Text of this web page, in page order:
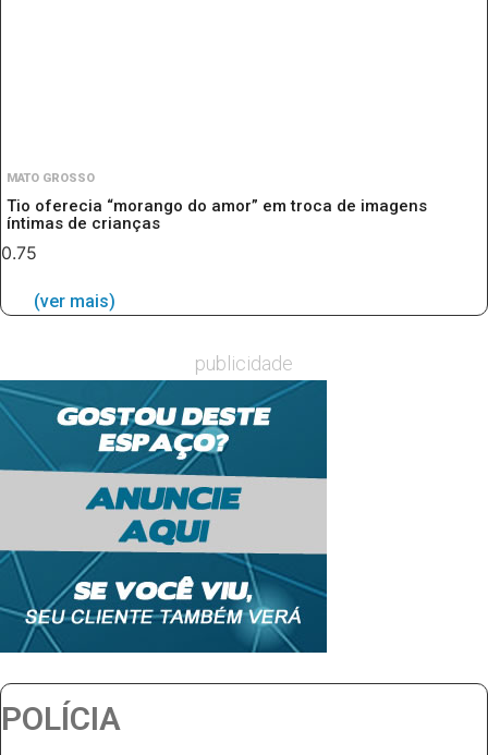
MATO GROSSO
Tio oferecia “morango do amor” em troca de imagens
íntimas de crianças
(ver mais)
publicidade
POLÍCIA